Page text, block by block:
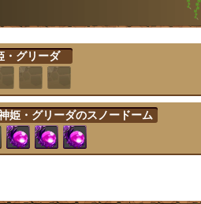
・グリーダ
姫・グリーダのスノードーム